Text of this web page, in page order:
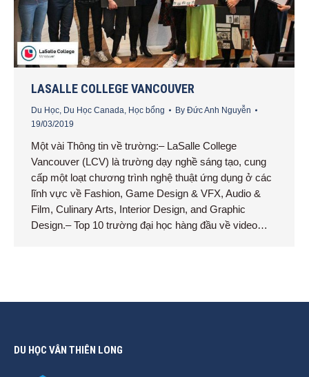
LASALLE COLLEGE VANCOUVER
Du Học Du Học Canada Học bổng By Đức Anh Nguyễn
19/03/2019
Một vài Thông tin về trường:– LaSalle College
Vancouver (LCV) là trường dạy nghề sáng tạo, cung
cấp một loạt chương trình nghệ thuật ứng dụng ở các
lĩnh vực về Fashion, Game Design & VFX, Audio &
Film, Culinary Arts, Interior Design, and Graphic
Design.– Top 10 trường đại học hàng đầu về video…
DU HỌC VÂN THIÊN LONG